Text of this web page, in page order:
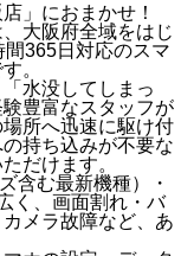
」におまかせ！
大阪府全域をはじ
間365日対応のスマ
。
水没してしまっ
豊富なスタッフが
所へ迅速に駆け付
持ち込みが不要な
だけます。
含む最新機種）・
く、 画面割れ・バ
メラ故障など、あ